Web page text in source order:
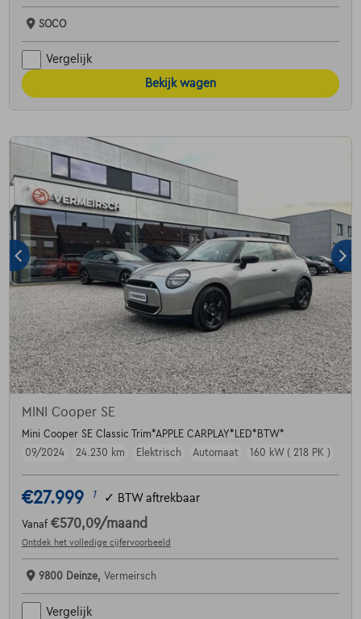
SOCO
Vergelijk
Bekijk wagen
MINI Cooper SE
Mini Cooper SE Classic Trim*APPLE CARPLAY*LED*BTW*
09/2024
24.230 km Elektrisch Automaat 160 kW ( 218 PK )
€27.999 1 ✓ BTW aftrekbaar
Vanaf €570,09/maand
Ontdek het volledige cijfervoorbeeld
9800 Deinze, Vermeirsch
Vergelijk